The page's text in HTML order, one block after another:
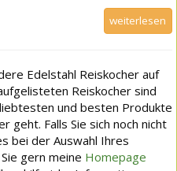
weiterlesen
Edelstahl Reiskocher auf
Reiskocher sind
und besten Produkte
geht. Falls Sie sich noch nicht
bei der Auswahl Ihres
gern meine Homepage